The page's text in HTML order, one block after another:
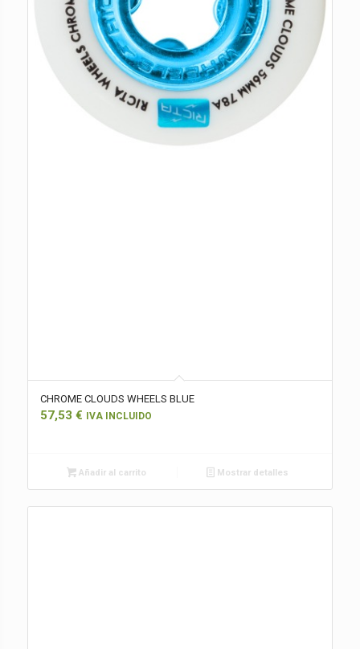
CHROME CLOUDS WHEELS BLUE
57,53 € IVA INCLUIDO
Añadir al carrito Mostrar detalles